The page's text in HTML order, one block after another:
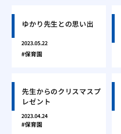
ゆかり先生との思い出
2023.05.22
保育園
先生からのクリスマスプ
レゼント
2023.04.24
保育園